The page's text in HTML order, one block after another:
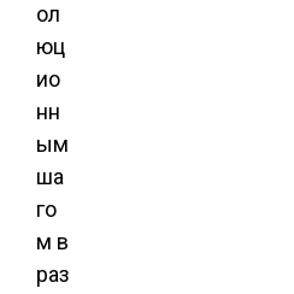
ол
юц
ио
нн
ым
ша
го
м в
раз